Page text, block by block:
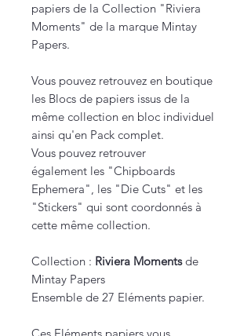
papiers de la Collection "Riviera
Moments" de la marque Mintay
Papers.
Vous pouvez retrouvez en boutique
les Blocs de papiers issus de la
même collection en bloc individuel
ainsi qu'en Pack complet.
Vous pouvez retrouver
également les "Chipboards
Ephemera", les "Die Cuts" et les
"Stickers" qui sont coordonnés à
cette même collection.
Collection : Riviera Momentsde
Mintay Papers
Ensemble de 27 Eléments papier.